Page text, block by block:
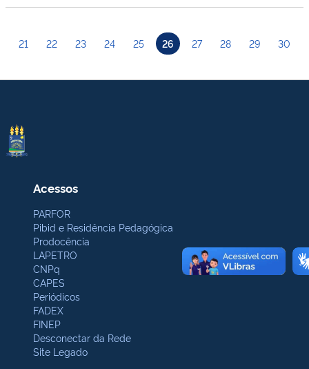
21 22 23 24 25 26 27 28 29 30
Acessos
PARFOR
Pibid e Residência Pedagógica
Prodocência
LAPETRO
CNPq
CAPES
Periódicos
FADEX
FINEP
Desconectar da Rede
Site Legado